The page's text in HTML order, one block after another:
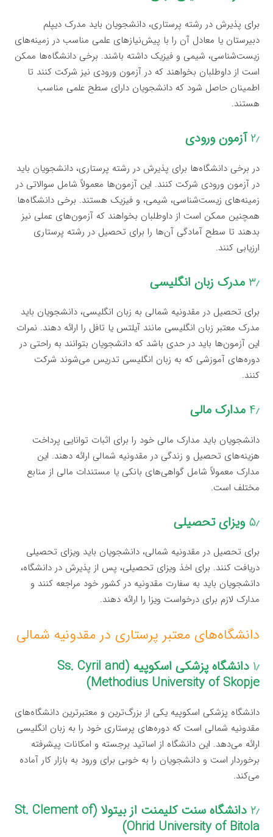
برای پذیرش در رشته پرستاری، دانشجویان باید مدرک دیپلم
دبیرستان یا معادل آن را با پیش‌نیازهای علمی مناسب در زمینه‌های
زیست‌شناسی، شیمی و فیزیک داشته باشند. برخی دانشگاه‌ها ممکن
است از داوطلبان بخواهند که در آزمون ورودی نیز شرکت کنند تا
اطمینان حاصل شود که دانشجویان دارای سطح علمی مناسب
هستند.
۲٫ آزمون ورودی
در برخی دانشگاه‌ها برای پذیرش در رشته پرستاری، دانشجویان باید
در آزمون ورودی شرکت کنند. این آزمون‌ها معمولاً شامل سوالاتی در
زمینه‌های زیست‌شناسی، شیمی، و فیزیک هستند. برخی دانشگاه‌ها
همچنین ممکن است از داوطلبان بخواهند که آزمون‌های عملی نیز
بدهند تا سطح آمادگی آن‌ها را برای تحصیل در رشته پرستاری
ارزیابی کنند.
۳٫ مدرک زبان انگلیسی
برای تحصیل در مقدونیه شمالی به زبان انگلیسی، دانشجویان باید
مدرک معتبر زبان انگلیسی مانند آیلتس یا تافل را ارائه دهند. نمرات
این آزمون‌ها باید در حدی باشد که دانشجویان بتوانند به راحتی در
دوره‌های آموزشی که به زبان انگلیسی تدریس می‌شوند شرکت
کنند.
۴٫ مدارک مالی
دانشجویان باید مدارک مالی خود را برای اثبات توانایی پرداخت
هزینه‌های تحصیل و زندگی در مقدونیه شمالی ارائه دهند. این
مدارک معمولاً شامل گواهی‌های بانکی یا مستندات مالی از منابع
مختلف است.
۵٫ ویزای تحصیلی
برای تحصیل در مقدونیه شمالی، دانشجویان باید ویزای تحصیلی
دریافت کنند. برای اخذ ویزای تحصیلی، پس از پذیرش در دانشگاه،
دانشجویان باید به سفارت مقدونیه در کشور خود مراجعه کنند و
مدارک لازم برای درخواست ویزا را ارائه دهند.
دانشگاه‌های معتبر پرستاری در مقدونیه شمالی
۱٫
دانشگاه پزشکی اسکوپیه (Ss. Cyril and
Methodius University of Skopje)
دانشگاه پزشکی اسکوپیه یکی از بزرگ‌ترین و معتبرترین دانشگاه‌های
مقدونیه شمالی است که دوره‌های پرستاری خود را به زبان انگلیسی
ارائه می‌دهد. این دانشگاه از اساتید برجسته و امکانات پیشرفته
برخوردار است و دانشجویان را به خوبی برای ورود به بازار کار آماده
می‌کند.
۲٫
دانشگاه سنت کلیمنت از بیتولا (St. Clement of
Ohrid University of Bitola)